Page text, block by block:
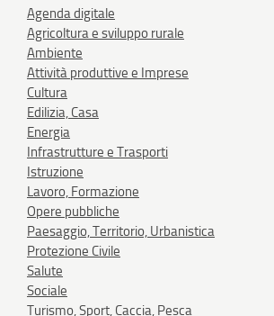
Agenda digitale
Agricoltura e sviluppo rurale
Ambiente
Attività produttive e Imprese
Cultura
Edilizia, Casa
Energia
Infrastrutture e Trasporti
Istruzione
Lavoro, Formazione
Opere pubbliche
Paesaggio, Territorio, Urbanistica
Protezione Civile
Salute
Sociale
Turismo, Sport, Caccia, Pesca